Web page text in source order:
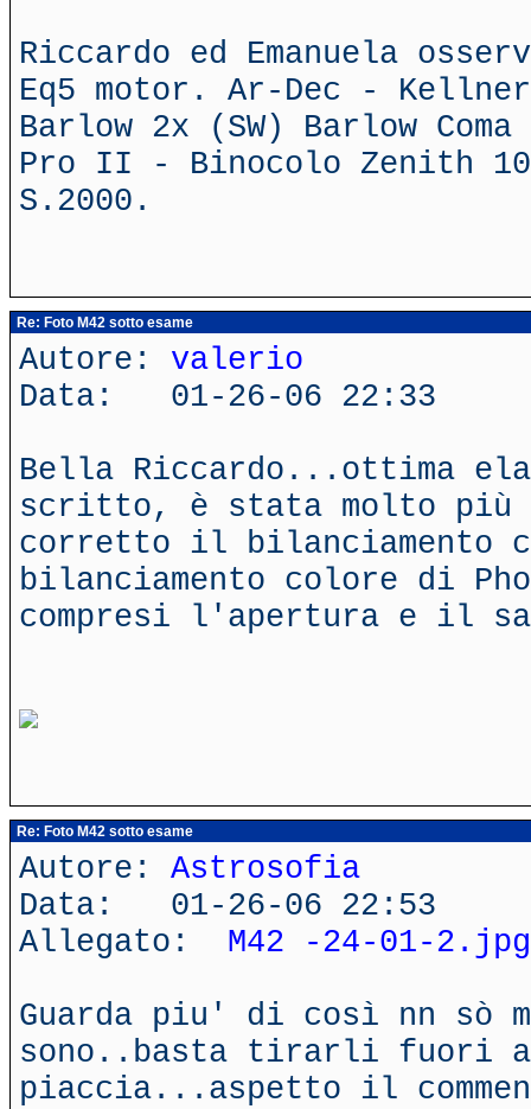
Riccardo ed Emanuela
Eq5 motor. Ar-Dec -
Barlow 2x (SW) Barlow
Pro II - Binocolo Zenith
S.2000.
Re: Foto M42 sotto esame
Autore: valerio
Data: 01-26-06 22:33
Bella Riccardo...ottima
scritto, è stata molto più
corretto il bilanciamento
bilanciamento colore di
compresi l'apertura e il
Re: Foto M42 sotto esame
Autore: Astrosofia
Data: 01-26-06 22:53
Allegato: M42 -24-01-2.jpg
Guarda piu' di così nn
sono..basta tirarli fuori
piaccia...aspetto il